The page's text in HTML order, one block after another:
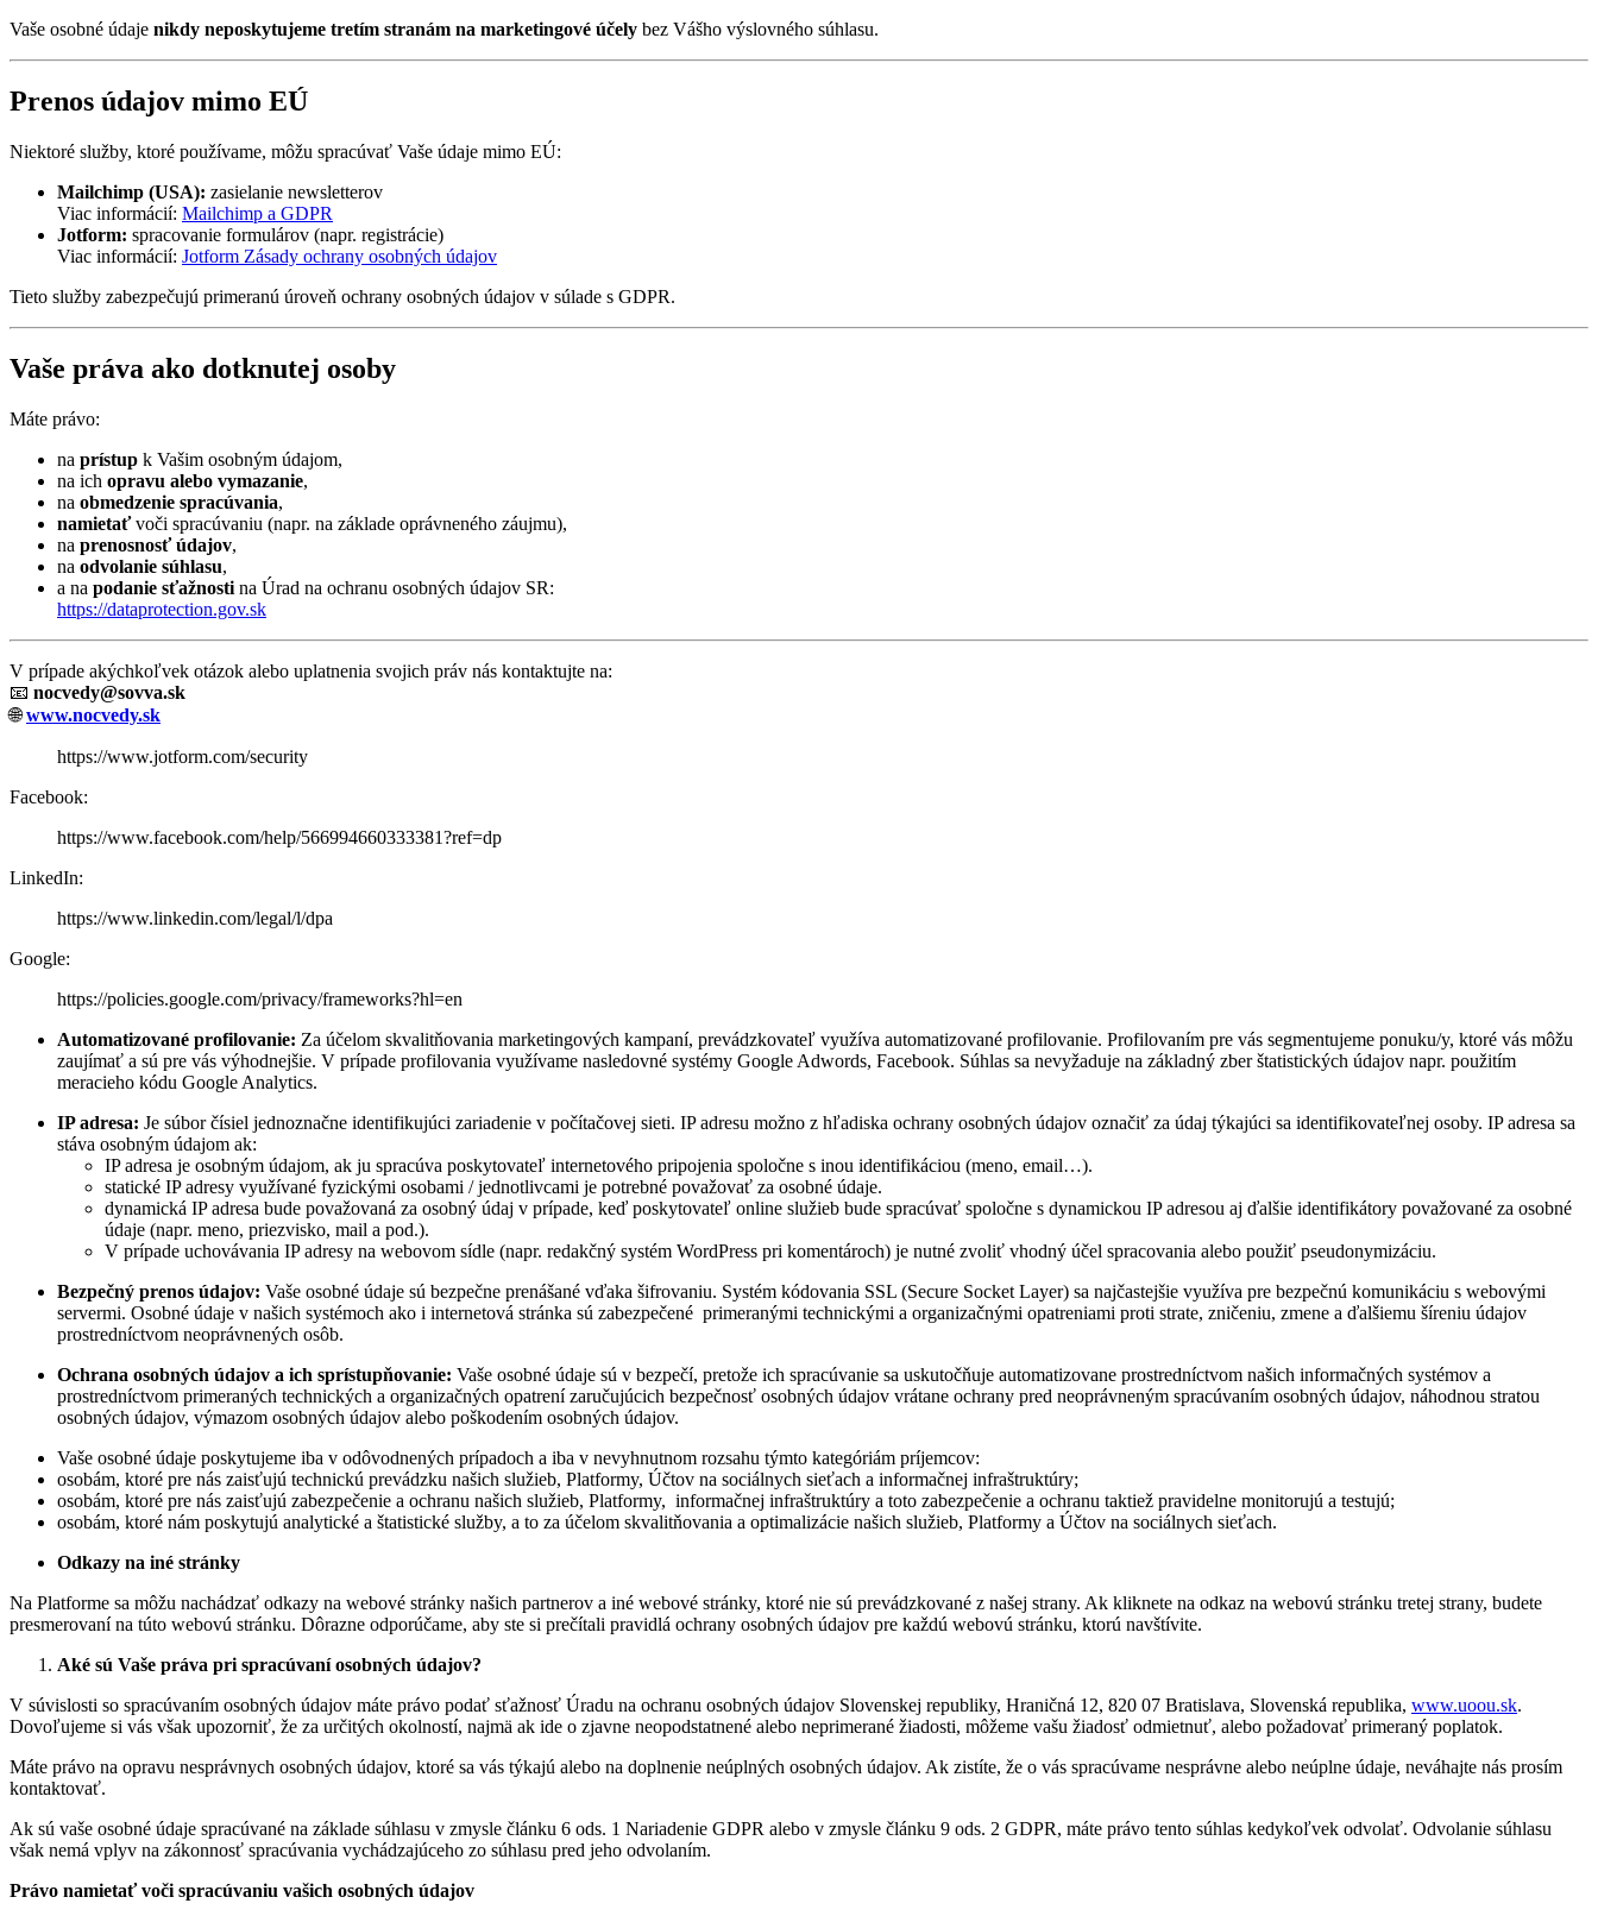
Vaše osobné údaje nikdy neposkytujeme tretím stranám na marketingové účely bez Vášho výslovného súhlasu.
Prenos údajov mimo EÚ
Niektoré služby, ktoré používame, môžu spracúvať Vaše údaje mimo EÚ:
Mailchimp (USA): zasielanie newsletterov
Viac informácií: Mailchimp a GDPR
Jotform: spracovanie formulárov (napr. registrácie)
Viac informácií: Jotform Zásady ochrany osobných údajov
Tieto služby zabezpečujú primeranú úroveň ochrany osobných údajov v súlade s GDPR.
Vaše práva ako dotknutej osoby
Máte právo:
na prístup k Vašim osobným údajom,
na ich opravu alebo vymazanie,
na obmedzenie spracúvania,
namietaťvoči spracúvaniu (napr. na základe oprávneného záujmu),
na prenosnosť údajov,
na odvolanie súhlasu,
a na podanie sťažnosti na Úrad na ochranu osobných údajov SR:
https://dataprotection.gov.sk
V prípade akýchkoľvek otázok alebo uplatnenia svojich práv nás kontaktujte na:
📧 nocvedy@sovva.sk
🌐www.nocvedy.sk
https://www.jotform.com/security
Facebook:
https://www.facebook.com/help/566994660333381?ref=dp
LinkedIn:
https://www.linkedin.com/legal/l/dpa
Google:
https://policies.google.com/privacy/frameworks?hl=en
Automatizované profilovanie: Za účelom skvalitňovania marketingových kampaní, prevádzkovateľ využíva automatizované profilovanie. Profilovaním pre vás segmentujeme ponuku/y, ktoré vás môžu
zaujímať a sú pre vás výhodnejšie. V prípade profilovania využívame nasledovné systémy Google Adwords, Facebook. Súhlas sa nevyžaduje na základný zber štatistických údajov napr. použitím
meracieho kódu Google Analytics.
IP adresa: Je súbor čísiel jednoznačne identifikujúci zariadenie v počítačovej sieti. IP adresu možno z hľadiska ochrany osobných údajov označiť za údaj týkajúci sa identifikovateľnej osoby. IP adresa sa
stáva osobným údajom ak:
IP adresa je osobným údajom, ak ju spracúva poskytovateľ internetového pripojenia spoločne s inou identifikáciou (meno, email…).
statické IP adresy využívané fyzickými osobami / jednotlivcami je potrebné považovať za osobné údaje.
dynamická IP adresa bude považovaná za osobný údaj v prípade, keď poskytovateľ online služieb bude spracúvať spoločne s dynamickou IP adresou aj ďalšie identifikátory považované za osobné
údaje (napr. meno, priezvisko, mail a pod.).
V prípade uchovávania IP adresy na webovom sídle (napr. redakčný systém WordPress pri komentároch) je nutné zvoliť vhodný účel spracovania alebo použiť pseudonymizáciu.
Bezpečný prenos údajov: Vaše osobné údaje sú bezpečne prenášané vďaka šifrovaniu. Systém kódovania SSL (Secure Socket Layer) sa najčastejšie využíva pre bezpečnú komunikáciu s webovými
servermi. Osobné údaje v našich systémoch ako i internetová stránka sú zabezpečené primeranými technickými a organizačnými opatreniami proti strate, zničeniu, zmene a ďalšiemu šíreniu údajov
prostredníctvom neoprávnených osôb.
Ochrana osobných údajov a ich sprístupňovanie: Vaše osobné údaje sú v bezpečí, pretože ich spracúvanie sa uskutočňuje automatizovane prostredníctvom našich informačných systémov a
prostredníctvom primeraných technických a organizačných opatrení zaručujúcich bezpečnosť osobných údajov vrátane ochrany pred neoprávneným spracúvaním osobných údajov, náhodnou stratou
osobných údajov, výmazom osobných údajov alebo poškodením osobných údajov.
Vaše osobné údaje poskytujeme iba v odôvodnených prípadoch a iba v nevyhnutnom rozsahu týmto kategóriám príjemcov:
osobám, ktoré pre nás zaisťujú technickú prevádzku našich služieb, Platformy, Účtov na sociálnych sieťach a informačnej infraštruktúry;
osobám, ktoré pre nás zaisťujú zabezpečenie a ochranu našich služieb, Platformy, informačnej infraštruktúry a toto zabezpečenie a ochranu taktiež pravidelne monitorujú a testujú;
osobám, ktoré nám poskytujú analytické a štatistické služby, a to za účelom skvalitňovania a optimalizácie našich služieb, Platformy a Účtov na sociálnych sieťach.
Odkazy na iné stránky
Na Platforme sa môžu nachádzať odkazy na webové stránky našich partnerov a iné webové stránky, ktoré nie sú prevádzkované z našej strany. Ak kliknete na odkaz na webovú stránku tretej strany, budete
presmerovaní na túto webovú stránku. Dôrazne odporúčame, aby ste si prečítali pravidlá ochrany osobných údajov pre každú webovú stránku, ktorú navštívite.
Aké sú Vaše práva pri spracúvaní osobných údajov?
V súvislosti so spracúvaním osobných údajov máte právo podať sťažnosť Úradu na ochranu osobných údajov Slovenskej republiky, Hraničná 12, 820 07 Bratislava, Slovenská republika, www.uoou.sk.
Dovoľujeme si vás však upozorniť, že za určitých okolností, najmä ak ide o zjavne neopodstatnené alebo neprimerané žiadosti, môžeme vašu žiadosť odmietnuť, alebo požadovať primeraný poplatok.
Máte právo na opravu nesprávnych osobných údajov, ktoré sa vás týkajú alebo na doplnenie neúplných osobných údajov. Ak zistíte, že o vás spracúvame nesprávne alebo neúplne údaje, neváhajte nás prosím
kontaktovať.
Ak sú vaše osobné údaje spracúvané na základe súhlasu v zmysle článku 6 ods. 1 Nariadenie GDPR alebo v zmysle článku 9 ods. 2 GDPR, máte právo tento súhlas kedykoľvek odvolať. Odvolanie súhlasu
však nemá vplyv na zákonnosť spracúvania vychádzajúceho zo súhlasu pred jeho odvolaním.
Právo namietať voči spracúvaniu vašich osobných údajov